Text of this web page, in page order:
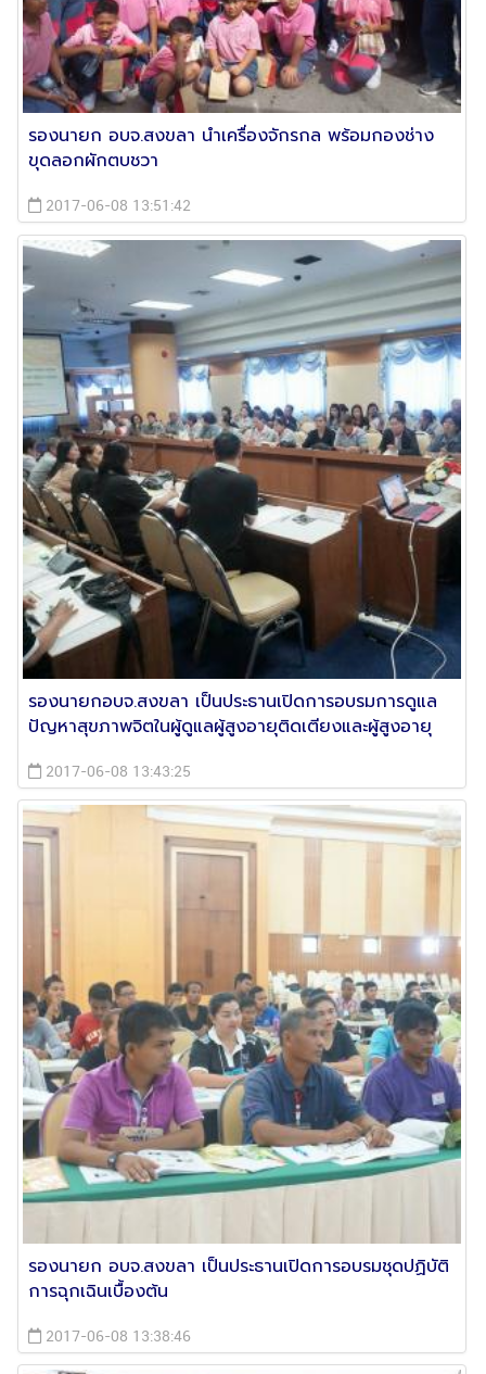
รองนายก อบจ.สงขลา นำเครื่องจักรกล พร้อมกองช่าง
ขุดลอกผักตบชวา
2017-06-08 13:51:42
รองนายกอบจ.สงขลา เป็นประธานเปิดการอบรมการดูแล
ปัญหาสุขภาพจิตในผู้ดูแลผู้สูงอายุติดเตียงและผู้สูงอายุ
2017-06-08 13:43:25
รองนายก อบจ.สงขลา เป็นประธานเปิดการอบรมชุดปฏิบัติ
การฉุกเฉินเบื้องต้น
2017-06-08 13:38:46